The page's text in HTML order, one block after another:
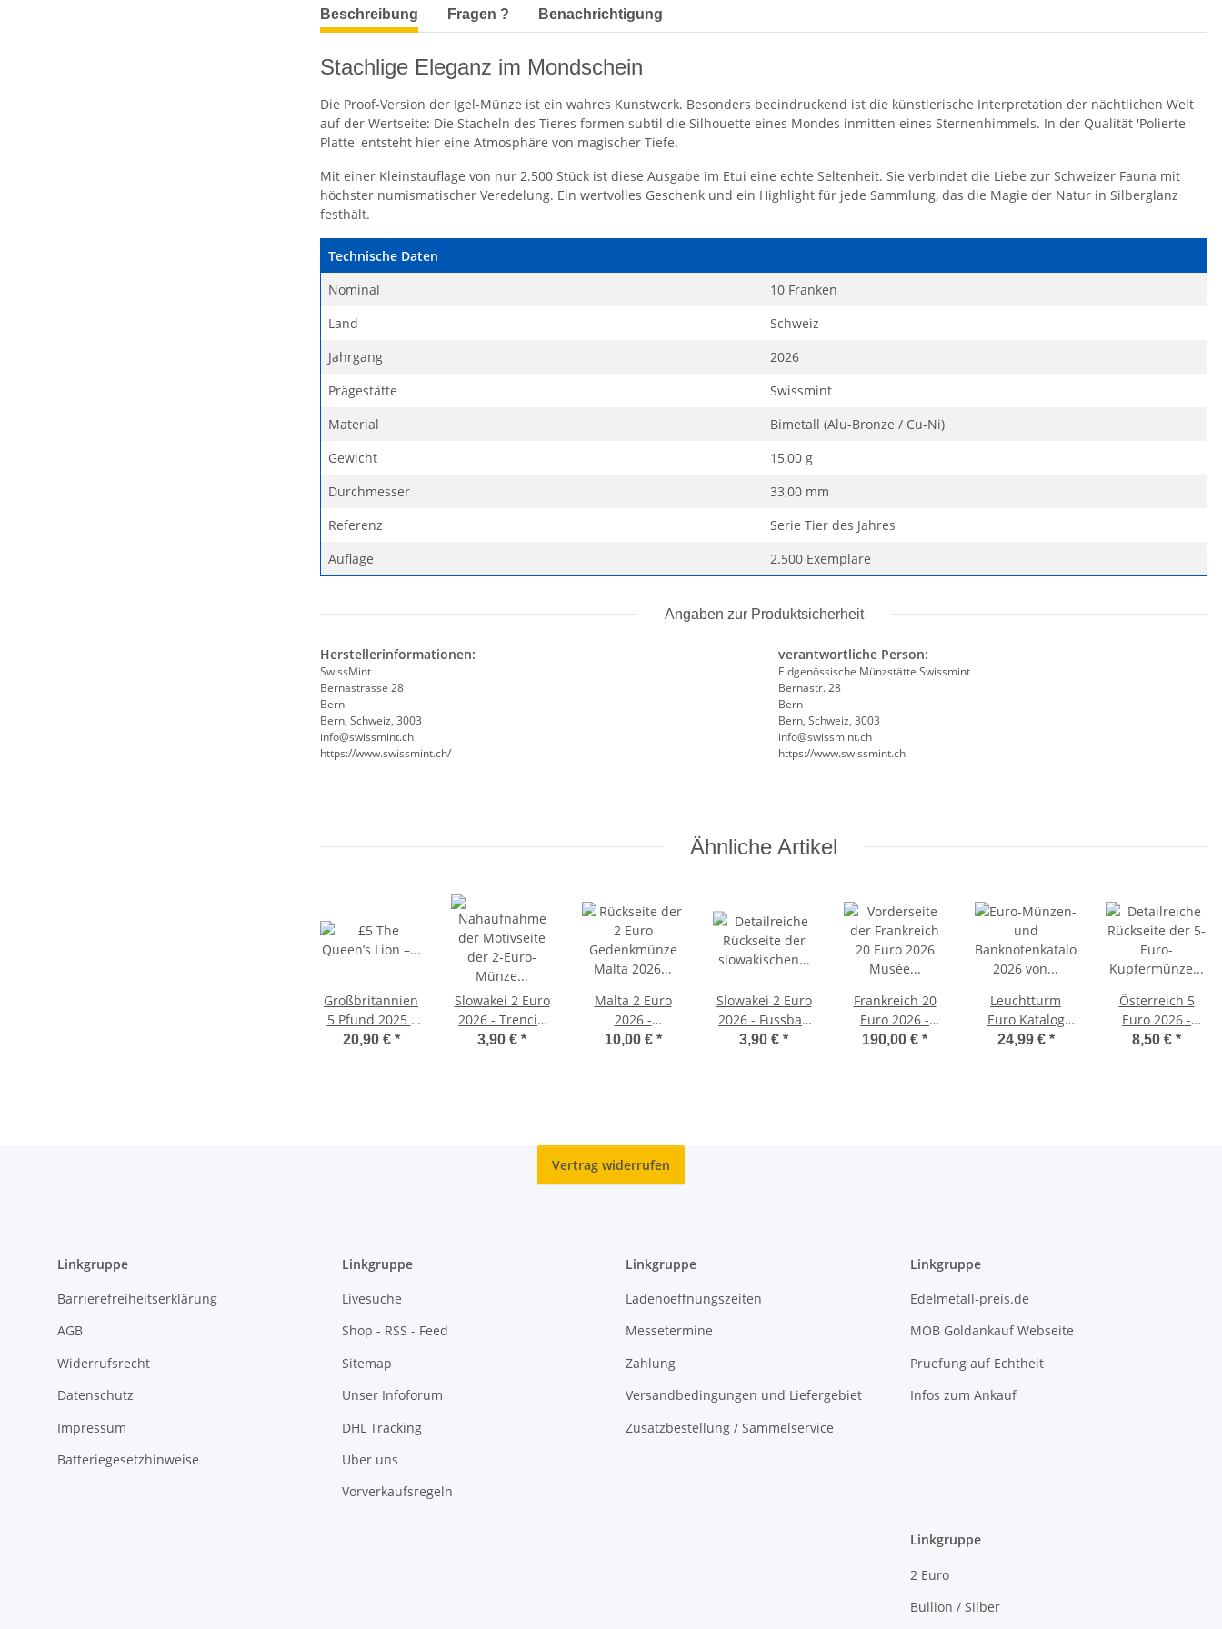
weitere Registerkarten anzeigen
Beschreibung Fragen ? Benachrichtigung
Stachlige Eleganz im Mondschein
Die Proof-Version der Igel-Münze ist ein wahres Kunstwerk. Besonders beeindruckend ist die künstlerische Interpretation der nächtlichen Welt
auf der Wertseite: Die Stacheln des Tieres formen subtil die Silhouette eines Mondes inmitten eines Sternenhimmels. In der Qualität 'Polierte
Platte' entsteht hier eine Atmosphäre von magischer Tiefe.
Mit einer Kleinstauflage von nur 2.500 Stück ist diese Ausgabe im Etui eine echte Seltenheit. Sie verbindet die Liebe zur Schweizer Fauna mit
höchster numismatischer Veredelung. Ein wertvolles Geschenk und ein Highlight für jede Sammlung, das die Magie der Natur in Silberglanz
festhält.
Technische Daten
Nominal
10 Franken
Land
Schweiz
Jahrgang
2026
Prägestätte
Swissmint
Material
Bimetall (Alu-Bronze / Cu-Ni)
Gewicht
15,00 g
Durchmesser
33,00 mm
Referenz
Serie Tier des Jahres
Auflage
2.500 Exemplare
Angaben zur Produktsicherheit
Herstellerinformationen:
SwissMint
Bernastrasse 28
Bern
Bern, Schweiz, 3003
info@swissmint.ch
https://www.swissmint.ch/
verantwortliche Person:
Eidgenössische Münzstätte Swissmint
Bernastr. 28
Bern
Bern, Schweiz, 3003
info@swissmint.ch
https://www.swissmint.ch
Ähnliche Artikel
Großbritannien
5 Pfund 2025 -
The Royal Tudor
20,90 € *
Slowakei 2 Euro
2026 - Trencin
unc.
3,90 € *
Malta 2 Euro
2026 -
Pharaonenhund-
10,00 € *
Slowakei 2 Euro
2026 - Fussball
EM 1976 - unc.
3,90 € *
Frankreich 20
Euro 2026 -
Musee d´Orsay
190,00 € *
Leuchtturm
Euro Katalog
2026
24,99 € *
Österreich 5
Euro 2026 -
Dürers
8,50 € *
Vertrag widerrufen
Linkgruppe
Barrierefreiheitserklärung
AGB
Widerrufsrecht
Datenschutz
Impressum
Batteriegesetzhinweise
Linkgruppe
Livesuche
Shop - RSS - Feed
Sitemap
Unser Infoforum
DHL Tracking
Über uns
Vorverkaufsregeln
Linkgruppe
Ladenoeffnungszeiten
Messetermine
Zahlung
Versandbedingungen und Liefergebiet
Zusatzbestellung / Sammelservice
Linkgruppe
Edelmetall-preis.de
MOB Goldankauf Webseite
Pruefung auf Echtheit
Infos zum Ankauf
Linkgruppe
2 Euro
Bullion / Silber